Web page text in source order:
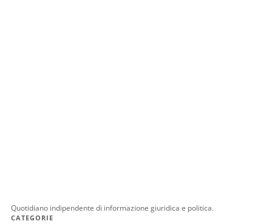
Quotidiano indipendente di informazione giuridica e politica.
CATEGORIE